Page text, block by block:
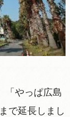
「やっぱ広島
で延長しまし